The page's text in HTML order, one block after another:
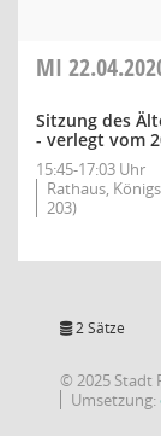
MI
Sitzung des
- verlegt vom
15:45-17:03 Uhr
Rathaus,
203)
2 Sätze
© 2025 Stadt
Umsetzung: